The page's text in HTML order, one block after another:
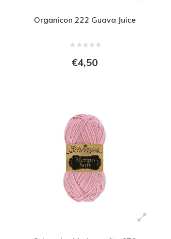
Organicon 222 Guava Juice
€4,50